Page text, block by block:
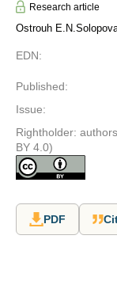
Research article
Ostrouh E.N.
EDN:
Published:
Issue:
Rightholder:
BY 4.0)
PDF